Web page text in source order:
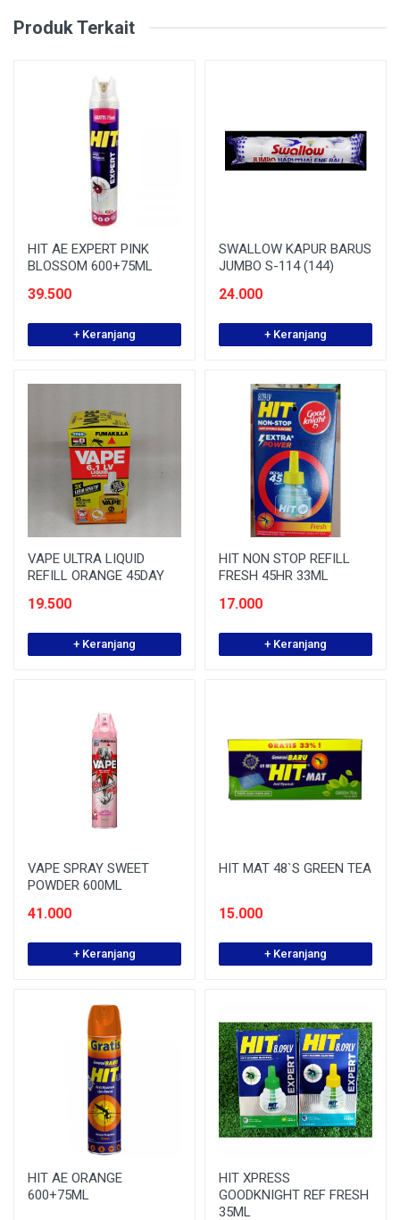
Produk Terkait
HIT AE EXPERT PINK
BLOSSOM 600+75ML
39.500
+ Keranjang
SWALLOW KAPUR BARUS
JUMBO S-114 (144)
24.000
+ Keranjang
VAPE ULTRA LIQUID
REFILL ORANGE 45DAY
19.500
+ Keranjang
HIT NON STOP REFILL
FRESH 45HR 33ML
17.000
+ Keranjang
VAPE SPRAY SWEET
POWDER 600ML
41.000
+ Keranjang
HIT MAT 48`S GREEN TEA
15.000
+ Keranjang
HIT AE ORANGE
600+75ML
HIT XPRESS
GOODKNIGHT REF FRESH
35ML